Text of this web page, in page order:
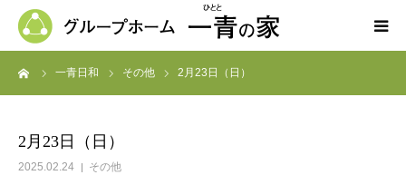
一青日和 その他 2月23日（日）
2月23日（日）
2025.02.24 その他
ホーム